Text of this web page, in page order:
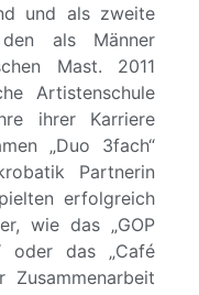
und als zweite
als Männer
Mast. 2011
Artistenschule
ihrer Karriere
„Duo 3fach“
Partnerin
erfolgreich
wie das „GOP
oder das „Café
Zusammenarbeit